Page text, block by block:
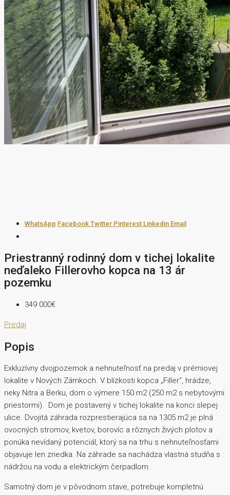
WhatsApp Facebook Twitter Pinterest Linkedin Email
Priestranný rodinný dom v tichej lokalite
neďaleko Fillerovho kopca na 13 ár
pozemku
349 000€
Predaj
Popis
Exkluzívny dvojpozemok a nehnuteľnosť na predaj v prémiovej
lokalite v Nových Zámkoch. V blízkosti kopca „Filler“, hrádze,
rieky Nitra a Berku, dom o výmere 150 m2 (250 m2 s nebytovými
priestormi). Dom je postavený v tichej lokalite na konci slepej
ulice. Dvojitá záhrada rozprestierajúca sa na 1305 m2 je plná
ovocných stromov, kvetov, borovíc a rôznych živých plotov a
ponúka nevídaný potenciál, ktorý sa na trhu s nehnuteľnosťami
objavuje len zriedka. Na záhrade sa nachádza vlastná studňa s
nádržou na vodu a elektrickým čerpadlom.
Samotný dom je v pôvodnom stave, potrebuje kompletnú